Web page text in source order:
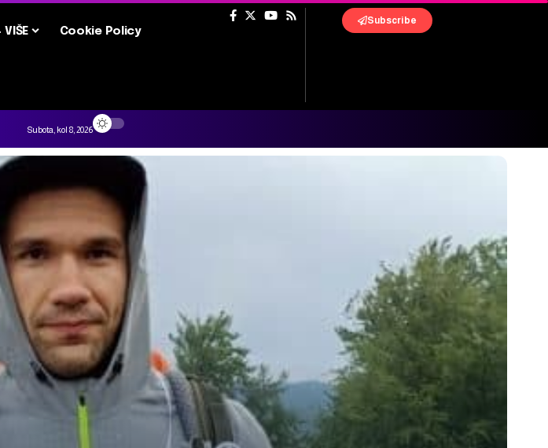
VIŠE Cookie Policy
Subscribe
Subota, kol 8, 2026